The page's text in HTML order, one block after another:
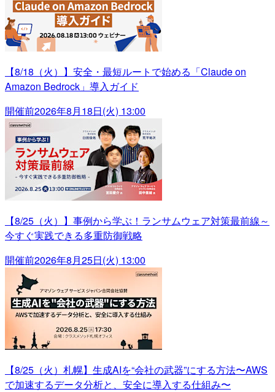
【8/18（火）】安全・最短ルートで始める「Claude on
Amazon Bedrock」導入ガイド
開催前2026年8月18日(火) 13:00
【8/25（火）】事例から学ぶ！ランサムウェア対策最前線～
今すぐ実践できる多重防御戦略
開催前2026年8月25日(火) 13:00
【8/25（火）札幌】生成AIを“会社の武器”にする方法〜AWS
で加速するデータ分析と、安全に導入する仕組み〜